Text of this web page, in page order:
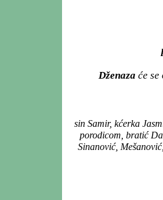
Dženaza će
sin Samir, kćerka
porodicom, bratić
Sinanović,